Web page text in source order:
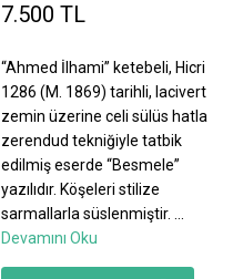
7.500 TL
“Ahmed İlhami” ketebeli, Hicri
1286 (M. 1869) tarihli, lacivert
zemin üzerine celi sülüs hatla
zerendud tekniğiyle tatbik
edilmiş eserde “Besmele”
yazılıdır. Köşeleri stilize
sarmallarla süslenmiştir. ...
Devamını Oku